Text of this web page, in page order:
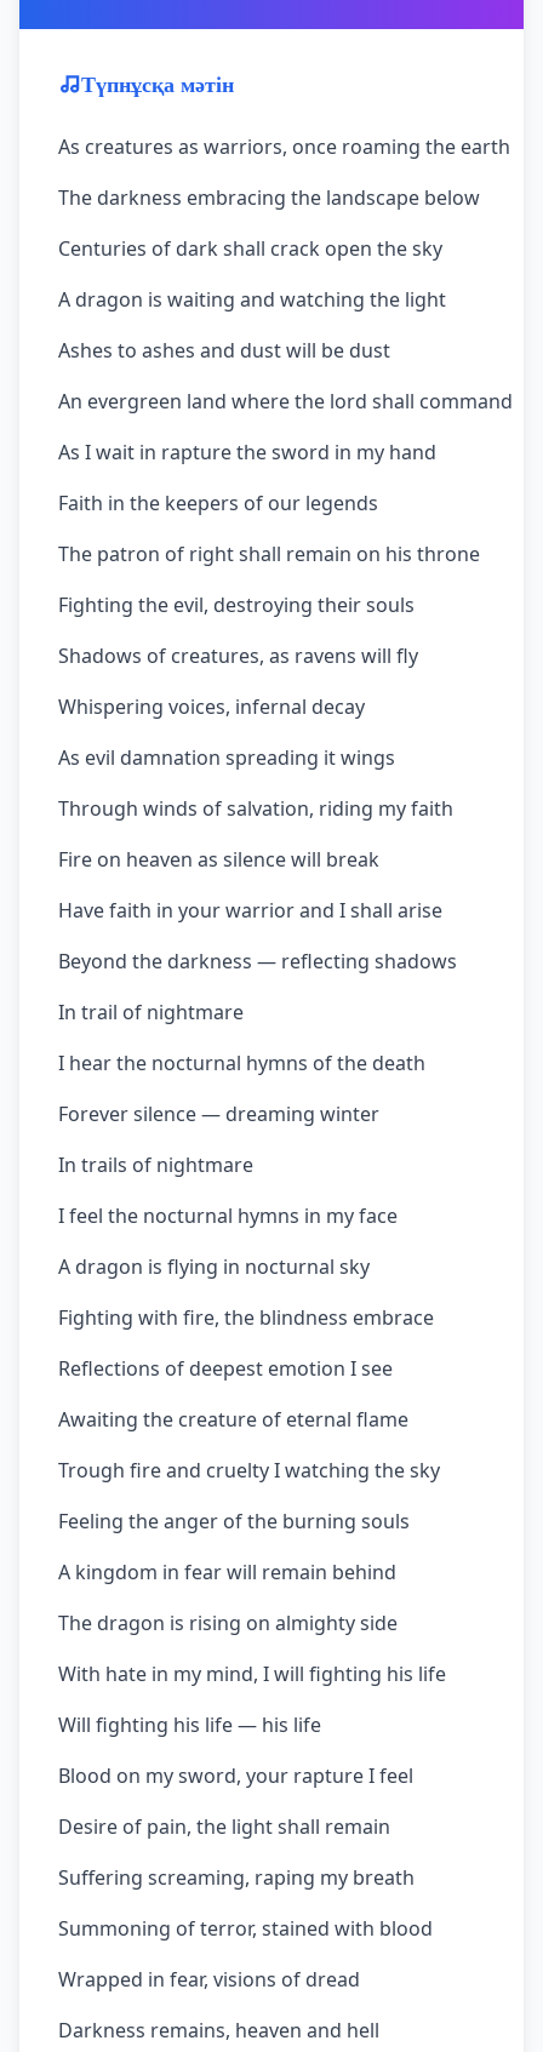
Түпнұсқа мәтін
As creatures as warriors, once roaming the earth
The darkness embracing the landscape below
Centuries of dark shall crack open the sky
A dragon is waiting and watching the light
Ashes to ashes and dust will be dust
An evergreen land where the lord shall command
As I wait in rapture the sword in my hand
Faith in the keepers of our legends
The patron of right shall remain on his throne
Fighting the evil, destroying their souls
Shadows of creatures, as ravens will fly
Whispering voices, infernal decay
As evil damnation spreading it wings
Through winds of salvation, riding my faith
Fire on heaven as silence will break
Have faith in your warrior and I shall arise
Beyond the darkness — reflecting shadows
In trail of nightmare
I hear the nocturnal hymns of the death
Forever silence — dreaming winter
In trails of nightmare
I feel the nocturnal hymns in my face
A dragon is flying in nocturnal sky
Fighting with fire, the blindness embrace
Reflections of deepest emotion I see
Awaiting the creature of eternal flame
Trough fire and cruelty I watching the sky
Feeling the anger of the burning souls
A kingdom in fear will remain behind
The dragon is rising on almighty side
With hate in my mind, I will fighting his life
Will fighting his life — his life
Blood on my sword, your rapture I feel
Desire of pain, the light shall remain
Suffering screaming, raping my breath
Summoning of terror, stained with blood
Wrapped in fear, visions of dread
Darkness remains, heaven and hell